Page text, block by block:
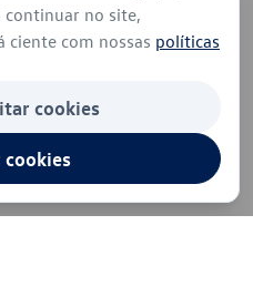
continuar no site,
ciente com nossas políticas
cookies